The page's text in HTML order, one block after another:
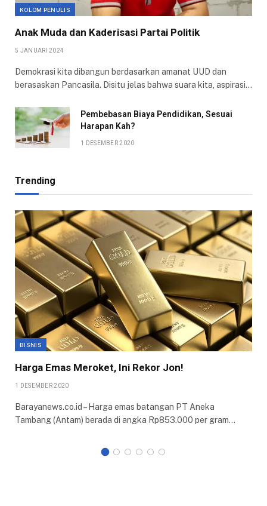
KOLOM PENULIS
Anak Muda dan Kaderisasi Partai Politik
5 JANUARI 2024
Demokrasi kita dibangun berdasarkan amanat UUD dan
berasaskan Pancasila. Disitu jelas bahwa suara kita, aspirasi…
Pembebasan Biaya Pendidikan, Sesuai
Harapan Kah?
1 DESEMBER 2020
Trending
BISNIS
Harga Emas Meroket, Ini Rekor Jon!
1 DESEMBER 2020
Barayanews.co.id – Harga emas batangan PT Aneka
Tambang (Antam) berada di angka Rp853.000 per gram…